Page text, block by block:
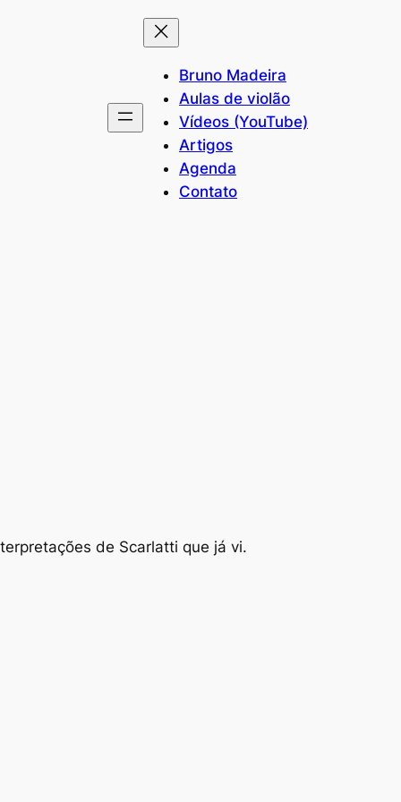
Bruno Madeira
Aulas de violão
Vídeos (YouTube)
Artigos
Agenda
Contato
de Scarlatti que já vi.